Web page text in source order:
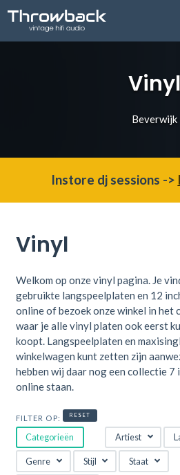
Vinyl
Beverwijk
Instore dj sessions ->
Vinyl
Welkom op onze vinyl pagina. Je
gebruikte langspeelplaten en 12
online of bezoek onze winkel in het
waar je alle vinyl platen ook eerst
koopt. Langspeelplaten en
winkelwagen kunt zetten zijn
hebben wij daar nog een collectie 7
online staan.
FILTER OP: RESET
Categorieën Artiest
Genre Stijl Staat